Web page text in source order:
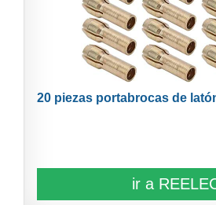
20 piezas portabrocas de
ir a